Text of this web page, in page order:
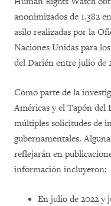
anonimizados de 1.382
asilo realizadas por la
Naciones Unidas para
del Darién entre julio de
Como parte de la
Américas y el Tapón del
múltiples solicitudes de
gubernamentales.
reflejarán en
información incluyeron:
En julio de 2022 y